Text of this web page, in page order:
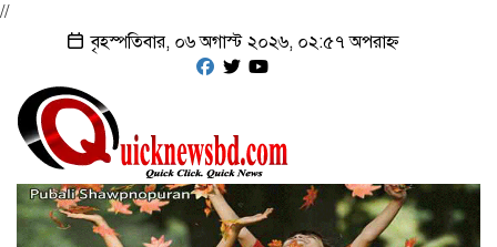
//
বৃহস্পতিবার, ০৬ অগাস্ট ২০২৬, ০২:৫৭ অপরাহ্ন